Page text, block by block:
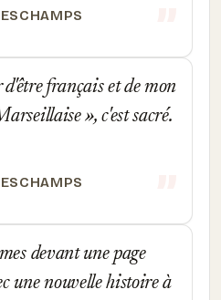
français et de mon
», c'est sacré.
devant une page
une nouvelle histoire à